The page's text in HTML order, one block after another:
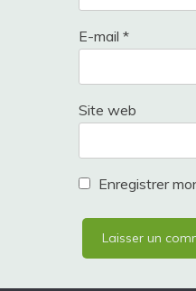
E-mail *
Site web
Enregistrer